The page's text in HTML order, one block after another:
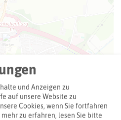
und Anzeigen zu
auf unsere Website zu
Cookies, wenn Sie fortfahren
mehr zu erfahren, lesen Sie bitte